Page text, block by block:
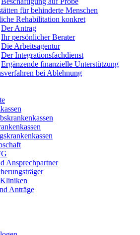
für behinderte Menschen
Rehabilitation konkret
Der Antrag
Ihr persönlicher Berater
Die Arbeitsagentur
Der Integrationsfachdienst
Ergänzende finanzielle Unterstützung
bei Ablehnung
Ansprechpartner
Anträge